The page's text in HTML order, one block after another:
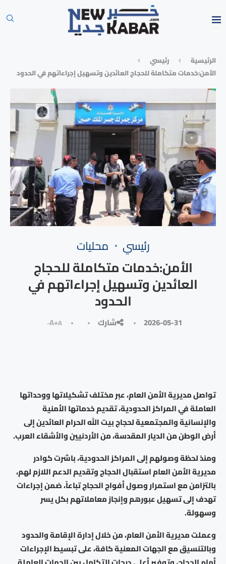
الرئيسية
رئيسي
الأمن:خدمات متكاملة للحجاج العائدين وتسهيل إجراءاتهم في الحدود
رئيسي محليات
الأمن:خدمات متكاملة للحجاج
العائدين وتسهيل إجراءاتهم في
الحدود
2026-05-31 شارك A+A-
تواصل مديرية الأمن العام، عبر مختلف تشكيلاتها ووحداتها
العاملة في المراكز الحدودية، تقديم خدماتها الأمنية
والإنسانية والمجتمعية لحجاج بيت الله الحرام العائدين إلى
أرض الوطن من الديار المقدسة، من الأردنيين والأشقاء العرب.
ومنذ لحظة وصولهم إلى المراكز الحدودية، باشرت كوادر
مديرية الأمن العام استقبال الحجاج وتقديم الدعم اللازم لهم،
بالتزامن مع استمرار وصول أفواج الحجاج تباعاً، ضمن إجراءات
تهدف إلى تسهيل عبورهم وإنجاز معاملاتهم بكل يسر
وسهولة.
وعملت مديرية الأمن العام، من خلال إدارة الإقامة والحدود
وبالتنسيق مع الجهات المعنية كافة، على تبسيط الإجراءات